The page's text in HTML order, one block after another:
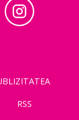
RSS